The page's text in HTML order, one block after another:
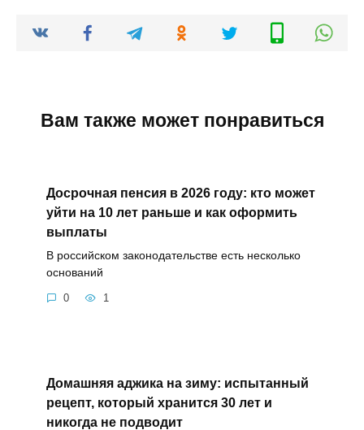
Вам также может понравиться
Досрочная пенсия в 2026 году: кто может
уйти на 10 лет раньше и как оформить
выплаты
В российском законодательстве есть несколько
оснований
0 1
Домашняя аджика на зиму: испытанный
рецепт, который хранится 30 лет и
никогда не подводит